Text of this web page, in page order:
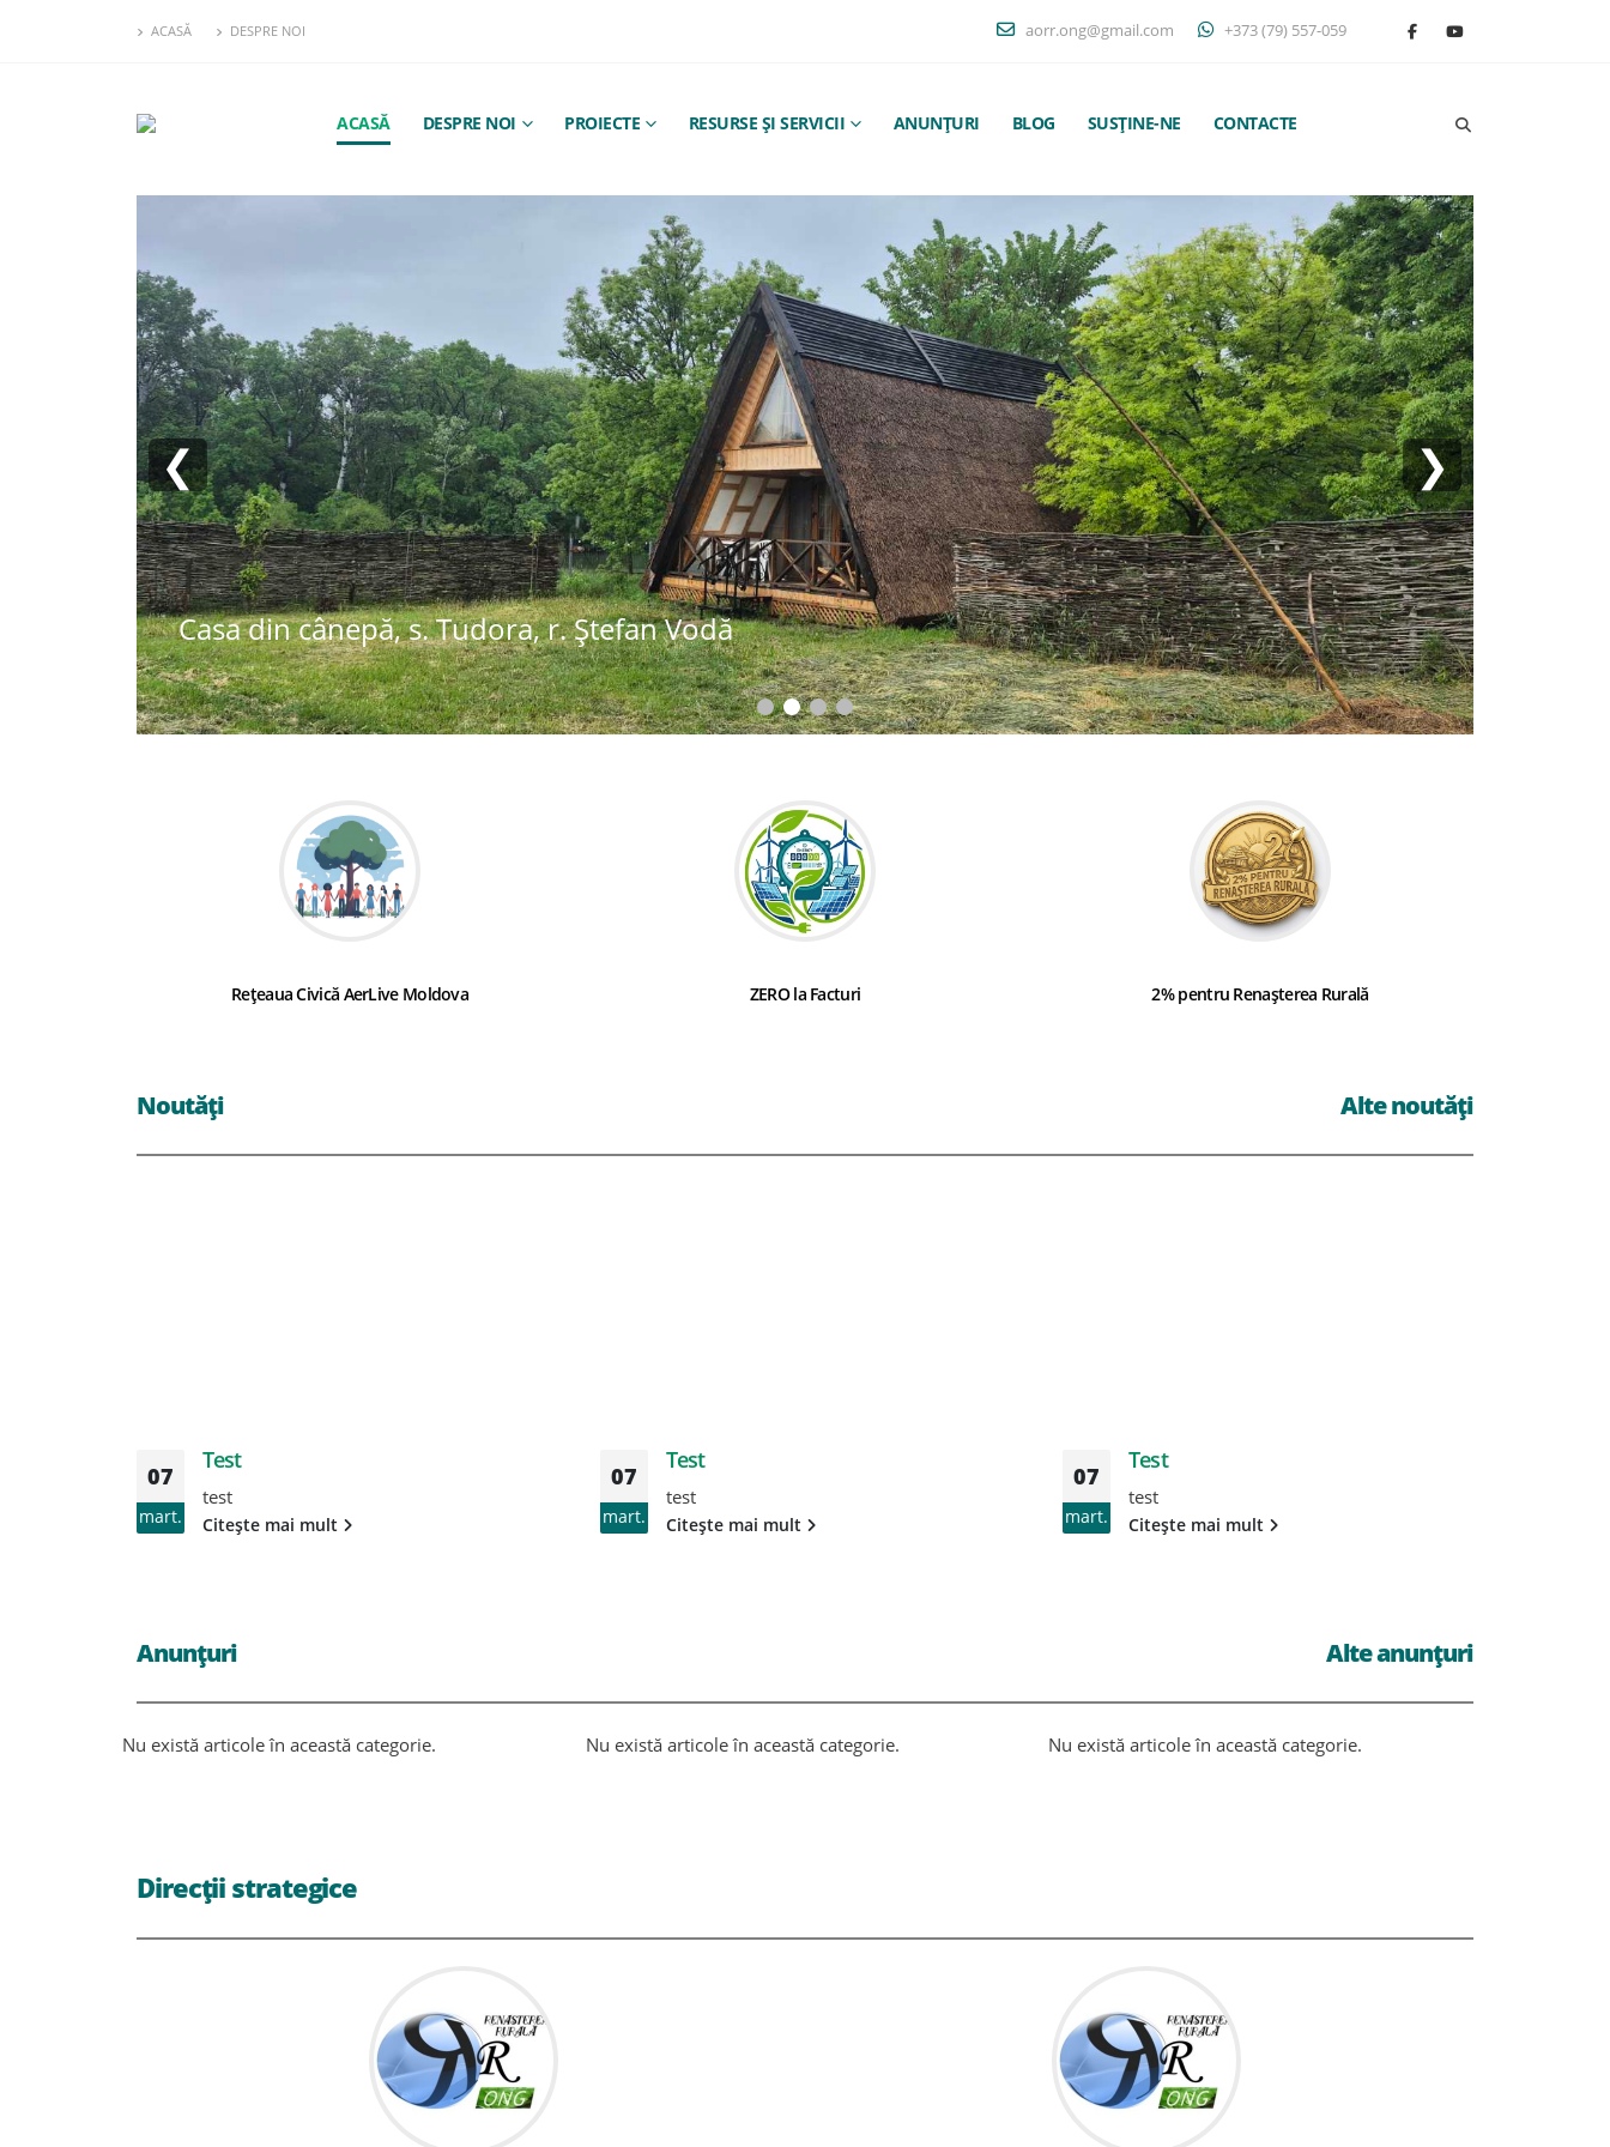
ACASĂ DESPRE NOI aorr.ong@gmail.com +373 (79) 557-059
ACASĂ DESPRE NOI PROIECTE RESURSE ȘI SERVICII ANUNȚURI BLOG SUSȚINE-NE CONTACTE
Casa din cânepă, s. Tudora, r. Ștefan Vodă
❮ ❯
Rețeaua Civică AerLive Moldova ZERO la Facturi 2% pentru Renașterea Rurală
Noutăți Alte noutăți
07
mart.
Test
test
Citește mai mult
07
mart.
Test
test
Citește mai mult
07
mart.
Test
test
Citește mai mult
Anunțuri Alte anunțuri
Nu există articole în această categorie. Nu există articole în această categorie. Nu există articole în această categorie.
Direcții strategice